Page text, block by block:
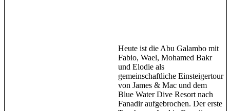
Heute ist die Abu Galambo mit
Fabio, Wael, Mohamed Bakr
und Elodie als
gemeinschaftliche Einsteigertour
von James & Mac und dem
Blue Water Dive Resort nach
Fanadir aufgebrochen. Der erste